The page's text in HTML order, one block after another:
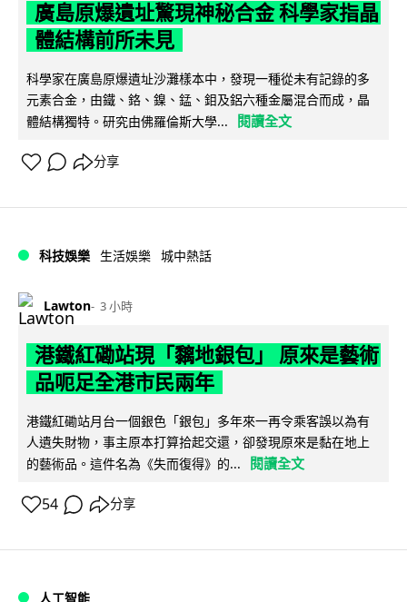
廣島原爆遺址驚現神秘合金 科學家指晶
體結構前所未見
科學家在廣島原爆遺址沙灘樣本中，發現一種從未有記錄的多
元素合金，由鐵、鉻、鎳、錳、鉬及鋁六種金屬混合而成，晶
體結構獨特。研究由佛羅倫斯大學...
閱讀全文
分享
科技娛樂 生活娛樂 城中熱話
Lawton 3 小時
港鐵紅磡站現「黐地銀包」 原來是藝術
品呃足全港市民兩年
港鐵紅磡站月台一個銀色「銀包」多年來一再令乘客誤以為有
人遺失財物，事主原本打算拾起交還，卻發現原來是黏在地上
的藝術品。這件名為《失而復得》的...
閱讀全文
54 分享
人工智能